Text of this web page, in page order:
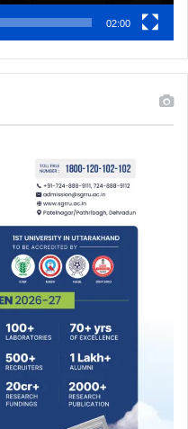
02:00